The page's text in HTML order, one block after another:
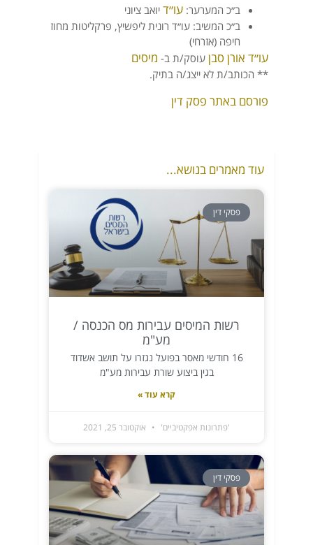
ב״כ המערער: עו״ד יואב ציוני
ב״כ המשיב: עו״ד רונית ליפשיץ, פרקליטות מחוז
חיפה (אזרחי)
עו״ד אורן סבן עוסק/ת ב- מיסים
** הכותב/ת לא ייצג/ה בתיק.
פורסם באתר פסק דין
עוד מאמרים בנושא...
פסקי דין
רשות המיסים עבירות מס הכנסה /
מע"מ
16 חודשי מאסר בפועל נגזרו על תושב אשדוד
בגין ביצוע שורת עבירות מע"מ
קרא עוד »
'פתרונות אפקטיביים' אוקטובר 25, 2021
פסקי דין